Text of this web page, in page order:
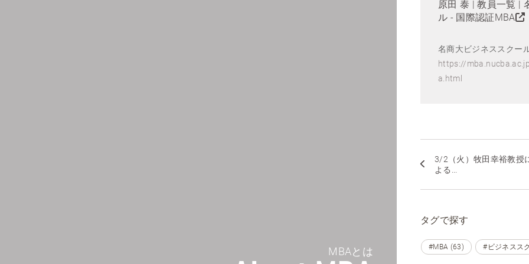
MBAとは
原田 泰 | 教員一覧 |
ル - 国際認証MBA
名商大ビジネススクー
https://
a.html
3/2（火）牧田幸裕教授
よる...
タグで探す
#MBA (63) #ビジネスス